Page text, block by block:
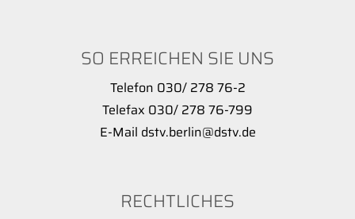
SO ERREICHEN SIE UNS
Telefon 030/ 278 76-2
Telefax 030/ 278 76-799
E-Mail dstv.berlin@dstv.de
RECHTLICHES